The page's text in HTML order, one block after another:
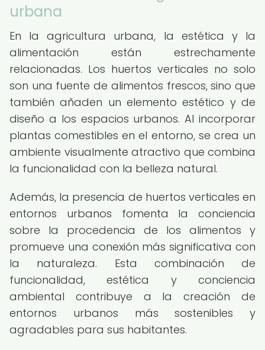
urbana
En la agricultura urbana, la estética y la
alimentación están estrechamente
relacionadas. Los huertos verticales no solo
son una fuente de alimentos frescos, sino que
también añaden un elemento estético y de
diseño a los espacios urbanos. Al incorporar
plantas comestibles en el entorno, se crea un
ambiente visualmente atractivo que combina
la funcionalidad con la belleza natural.
Además, la presencia de huertos verticales en
entornos urbanos fomenta la conciencia
sobre la procedencia de los alimentos y
promueve una conexión más significativa con
la naturaleza. Esta combinación de
funcionalidad, estética y conciencia
ambiental contribuye a la creación de
entornos urbanos más sostenibles y
agradables para sus habitantes.